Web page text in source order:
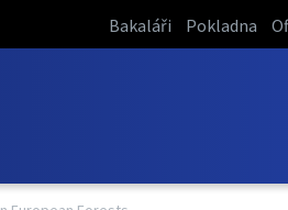
Bakaláři Pokladna